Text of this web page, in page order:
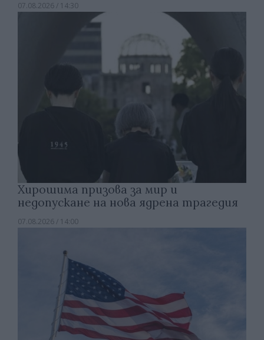
07.08.2026 / 14:30
Хирошима призова за мир и
недопускане на нова ядрена трагедия
07.08.2026 / 14:00